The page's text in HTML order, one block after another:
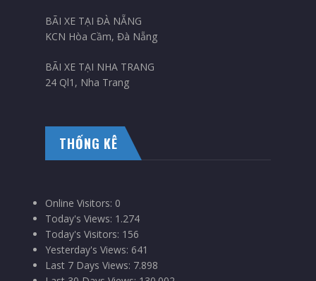
BÃI XE TẠI ĐÀ NẴNG
KCN Hòa Cầm, Đà Nẵng
BÃI XE TẠI NHA TRANG
24 Ql1, Nha Trang
THỐNG KÊ
Online Visitors: 0
Today's Views: 1.274
Today's Visitors: 156
Yesterday's Views: 641
Last 7 Days Views: 7.898